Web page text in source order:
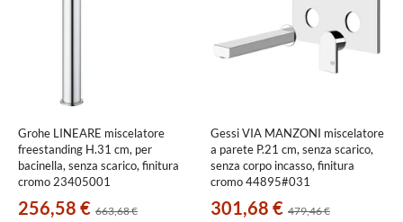
Grohe LINEARE miscelatore
freestanding H.31 cm, per
bacinella, senza scarico, finitura
cromo 23405001
256,58 € 663,68 €
Gessi VIA MANZONI miscelatore
a parete P.21 cm, senza scarico,
senza corpo incasso, finitura
cromo 44895#031
301,68 € 479,46 €